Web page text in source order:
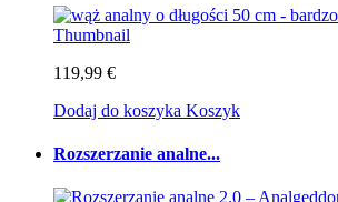
119,99 €
Dodaj do koszyka Koszyk
Rozszerzanie analne...